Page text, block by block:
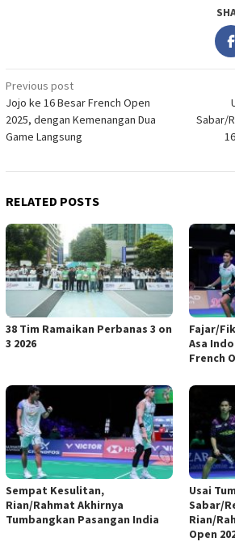
Post
navigation
Previous post
Jojo ke 16 Besar French Open
2025, dengan Kemenangan Dua
Game Langsung
Sabar/
RELATED POSTS
38 Tim Ramaikan Perbanas 3 on
3 2026
Fajar/
Asa
French
Sempat Kesulitan,
Rian/Rahmat Akhirnya
Tumbangkan Pasangan India
Usai
Sabar/
Rian/
Open